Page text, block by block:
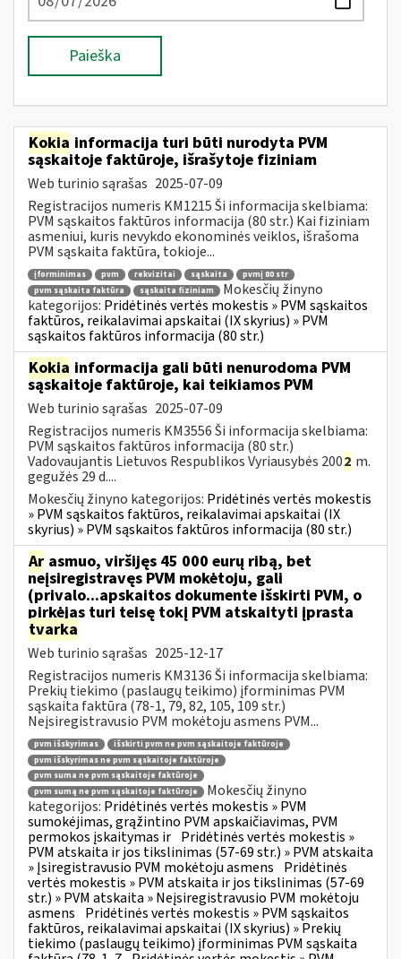
Paieška
Kokia informacija turi būti nurodyta PVM
sąskaitoje faktūroje, išrašytoje fiziniam
Web turinio sąrašas 2025-07-09
Registracijos numeris KM1215 Ši informacija skelbiama:
PVM sąskaitos faktūros informacija (80 str.) Kai fiziniam
asmeniui, kuris nevykdo ekonominės veiklos, išrašoma
PVM sąskaita faktūra, tokioje...
įforminimas pvm rekvizitai sąskaita
pvmį 80 str
pvm sąskaita faktūra
sąskaita fiziniam
Mokesčių žinyno
kategorijos: Pridėtinės vertės mokestis » PVM sąskaitos
faktūros, reikalavimai apskaitai (IX skyrius) » PVM
sąskaitos faktūros informacija (80 str.)
Kokia informacija gali būti nenurodoma PVM
sąskaitoje faktūroje, kai teikiamos PVM
Web turinio sąrašas 2025-07-09
Registracijos numeris KM3556 Ši informacija skelbiama:
PVM sąskaitos faktūros informacija (80 str.)
Vadovaujantis Lietuvos Respublikos Vyriausybės 2002 m.
gegužės 29 d....
Mokesčių žinyno kategorijos: Pridėtinės vertės mokestis
» PVM sąskaitos faktūros, reikalavimai apskaitai (IX
skyrius) » PVM sąskaitos faktūros informacija (80 str.)
Ar asmuo, viršijęs 45 000 eurų ribą, bet
neįsiregistravęs PVM mokėtoju, gali
(privalo...apskaitos dokumente išskirti PVM, o
pirkėjas turi teisę tokį PVM atskaityti įprasta
tvarka
Web turinio sąrašas 2025-12-17
Registracijos numeris KM3136 Ši informacija skelbiama:
Prekių tiekimo (paslaugų teikimo) įforminimas PVM
sąskaita faktūra (78-1, 79, 82, 105, 109 str.)
Neįsiregistravusio PVM mokėtoju asmens PVM...
pvm išskyrimas
išskirti pvm ne pvm sąskaitoje faktūroje
pvm išskyrimas ne pvm sąskaitoje faktūroje
pvm suma ne pvm sąskaitoje faktūroje
pvm sumą ne pvm sąskaitoje faktūroje
Mokesčių žinyno
kategorijos: Pridėtinės vertės mokestis » PVM
sumokėjimas, grąžintino PVM apskaičiavimas, PVM
permokos įskaitymas ir Pridėtinės vertės mokestis »
PVM atskaita ir jos tikslinimas (57-69 str.) » PVM atskaita
» Įsiregistravusio PVM mokėtoju asmens Pridėtinės
vertės mokestis » PVM atskaita ir jos tikslinimas (57-69
str.) » PVM atskaita » Neįsiregistravusio PVM mokėtoju
asmens Pridėtinės vertės mokestis » PVM sąskaitos
faktūros, reikalavimai apskaitai (IX skyrius) » Prekių
tiekimo (paslaugų teikimo) įforminimas PVM sąskaita